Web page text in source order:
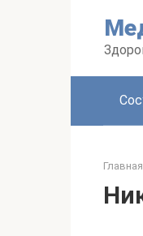
Главная